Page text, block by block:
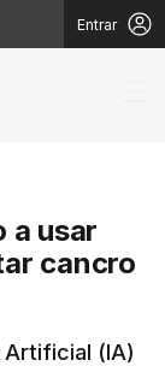
Entrar
a usar
cancro
Artificial (IA)